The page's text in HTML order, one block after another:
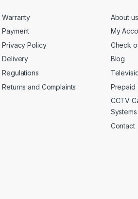
Warranty
Payment
Privacy Policy
Delivery
Regulations
Returns and Complaints
About us
My
Check
Blog
Prepaid
CCTV
Systems
Contact